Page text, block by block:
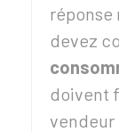
réponse
devez
doivent
vendeur